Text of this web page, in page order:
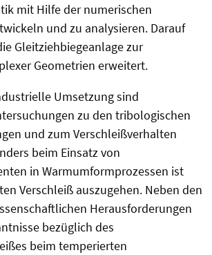
mit Hilfe der numerischen
und zu analysieren. Darauf
Gleitziehbiegeanlage zur
Geometrien erweitert.
Umsetzung sind
zu den tribologischen
und zum Verschleißverhalten
beim Einsatz von
in Warmumformprozessen ist
Verschleiß auszugehen. Neben den
Herausforderungen
bezüglich des
beim temperierten